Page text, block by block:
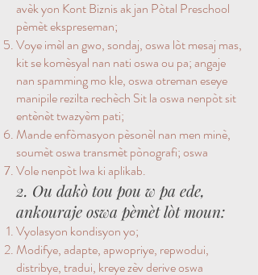
avèk yon Kont Biznis ak jan Pòtal Preschool
pèmèt ekspreseman;
Voye imèl an gwo, sondaj, oswa lòt mesaj mas,
kit se komèsyal nan nati oswa ou pa; angaje
nan spamming mo kle, oswa otreman eseye
manipile rezilta rechèch Sit la oswa nenpòt sit
entènèt twazyèm pati;
Mande enfòmasyon pèsonèl nan men minè,
soumèt oswa transmèt pònografi; oswa
Vole nenpòt lwa ki aplikab.
2. Ou dakò tou pou w pa ede,
ankouraje oswa pèmèt lòt moun:
Vyolasyon kondisyon yo;
Modifye, adapte, apwopriye, repwodui,
distribye, tradui, kreye zèv derive oswa